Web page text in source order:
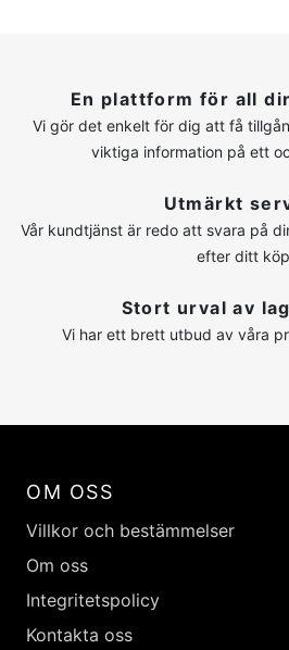
En plattform för all
Vi gör det enkelt för dig att få
viktiga information på ett
Utmärkt
Vår kundtjänst är redo att svara på
efter ditt köp
Stort urval av
Vi har ett brett utbud av våra
OM OSS
Villkor och bestämmelser
Om oss
Integritetspolicy
Kontakta oss